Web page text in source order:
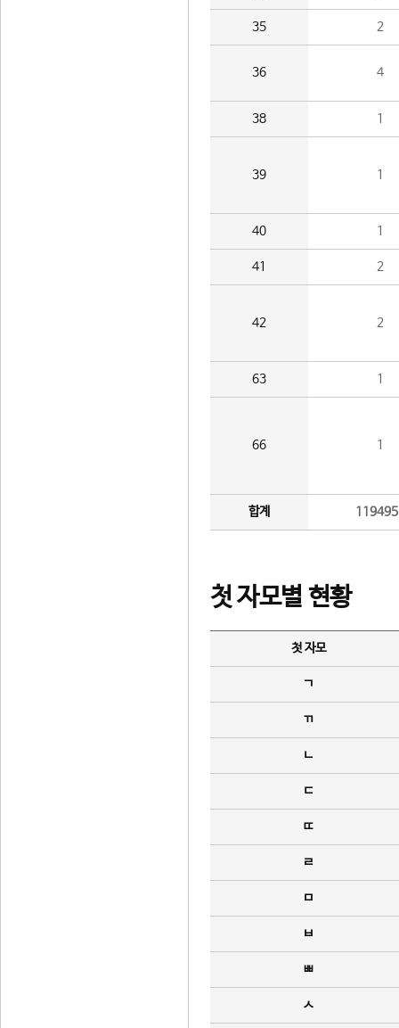
35 2
36 4
38 1
39 1
40 1
41 2
42 2
63 1
66 1
합계
첫 자모별 현황
첫 자모
ㄱ
ㄲ
ㄴ
ㄷ
ㄸ
ㄹ
ㅁ
ㅂ
ㅃ
ㅅ